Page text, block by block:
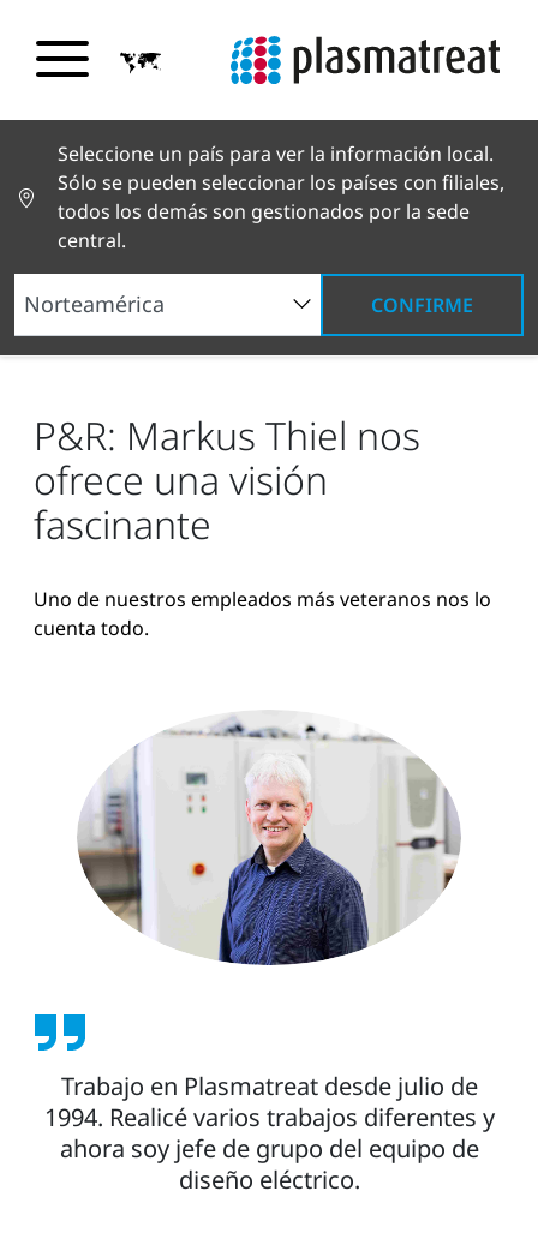
Seleccione un país para ver la información local.
Sólo se pueden seleccionar los países con filiales,
todos los demás son gestionados por la sede
central.
CONFIRME
Noticias y reportajes Noticias y prensa
P&R:
Markus Thiel nos ofrece una visión fascinante
P&R: Markus Thiel nos
ofrece una visión
fascinante
Uno de nuestros empleados más veteranos nos lo
cuenta todo.
Trabajo en Plasmatreat desde julio de
1994. Realicé varios trabajos diferentes y
ahora soy jefe de grupo del equipo de
diseño eléctrico.